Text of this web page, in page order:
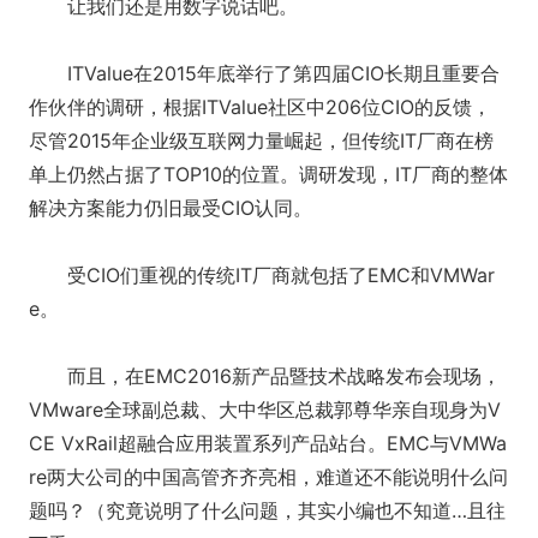
让我们还是用数字说话吧。
ITValue在2015年底举行了第四届CIO长期且重要合
作伙伴的调研，根据ITValue社区中206位CIO的反馈，
尽管2015年企业级互联网力量崛起，但传统IT厂商在榜
单上仍然占据了TOP10的位置。调研发现，IT厂商的整体
解决方案能力仍旧最受CIO认同。
受CIO们重视的传统IT厂商就包括了EMC和VMWar
e。
而且，在EMC2016新产品暨技术战略发布会现场，
VMware全球副总裁、大中华区总裁郭尊华亲自现身为V
CE VxRail超融合应用装置系列产品站台。EMC与VMWa
re两大公司的中国高管齐齐亮相，难道还不能说明什么问
题吗？（究竟说明了什么问题，其实小编也不知道…且往